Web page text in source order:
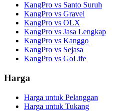
KangPro vs Santo Suruh
KangPro vs Gravel
KangPro vs OLX
KangPro vs Jasa Lengkap
KangPro vs Kanggo
KangPro vs Sejasa
KangPro vs GoLife
Harga
Harga untuk Pelanggan
Harga untuk Tukang